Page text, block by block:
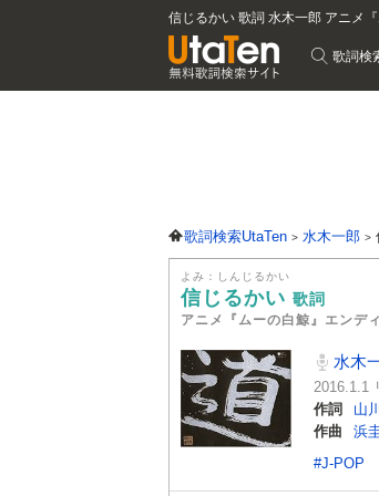
信じるかい 歌詞 水木一郎 アニメ
歌詞検
歌詞検索UtaTen 水木一郎
よみ：しんじるかい
信じるかい 歌詞
アニメ『ムーの白鯨』エンデ
水木
2016.1.1
作詞
山
作曲
浜
#J-POP